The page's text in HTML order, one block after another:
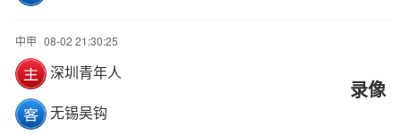
中甲 08-02 21:30:25
深圳青年人
无锡吴钩
录像